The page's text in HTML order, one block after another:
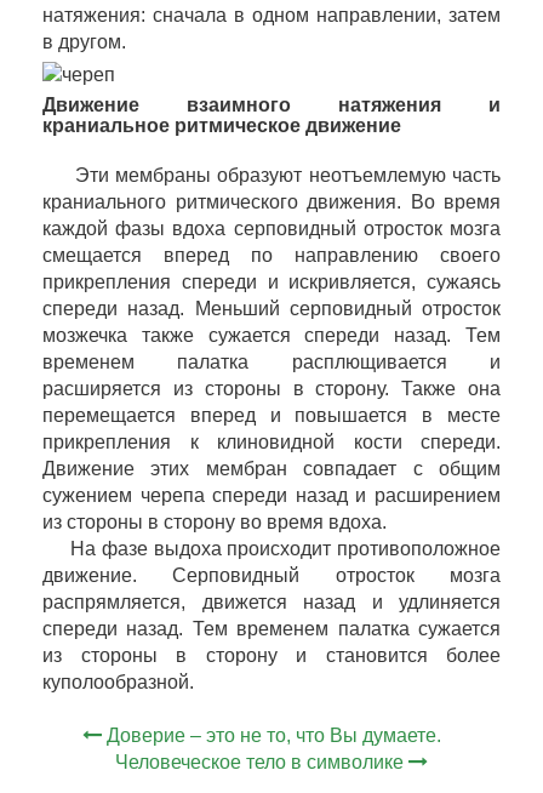
натяжения: сначала в одном направлении, затем
в другом.
Движение взаимного натяжения и
краниальное ритмическое движение
Эти мембраны образуют неотъемлемую часть
краниального ритмического движения. Во время
каждой фазы вдоха серповидный отросток мозга
смещается вперед по направлению своего
прикрепления спереди и искривляется, сужаясь
спереди назад. Меньший серповидный отросток
мозжечка также сужается спереди назад. Тем
временем палатка расплющивается и
расширяется из стороны в сторону. Также она
перемещается вперед и повышается в месте
прикрепления к клиновидной кости спереди.
Движение этих мембран совпадает с общим
сужением черепа спереди назад и расширением
из стороны в сторону во время вдоха.
На фазе выдоха происходит противоположное
движение. Серповидный отросток мозга
распрямляется, движется назад и удлиняется
спереди назад. Тем временем палатка сужается
из стороны в сторону и становится более
куполообразной.
Доверие – это не то, что Вы думаете.
Человеческое тело в символике